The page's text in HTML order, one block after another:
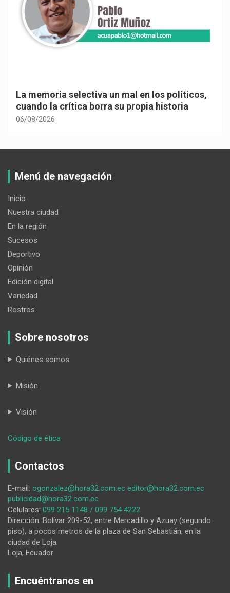
La memoria selectiva un mal en los políticos,
cuando la crítica borra su propia historia
06/08/2026
Menú de navegación
Inicio
Nuestra ciudad
En la región
Sucesos
Deportivo
Opinión
Edición digital
Variedad
Rostros
Sobre nosotros
Quiénes somos
Misión
Visión
Código de ética
12-
Contactos
E-mail: ogonzalez@hora32.com.ec editor@hora32.com.ec
publicidad@hora32.com.ec
Celulares: 099 215 1148 / 099 754 4222
Dirección: Bolívar 209-52, entre Mercadillo y Azuay (segundo
piso), a pocos metros de la plaza de San Sebastián, en la
ciudad de Loja.
Loja, Ecuador
Encuéntranos en